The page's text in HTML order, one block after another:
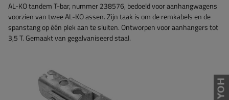
AL-KO tandem T-bar, nummer 238576, bedoeld voor aanhangwagens
voorzien van twee AL-KO assen. Zijn taak is om de remkabels en de
spanstang op één plek aan te sluiten. Ontworpen voor aanhangers tot
3,5 T. Gemaakt van gegalvaniseerd staal.